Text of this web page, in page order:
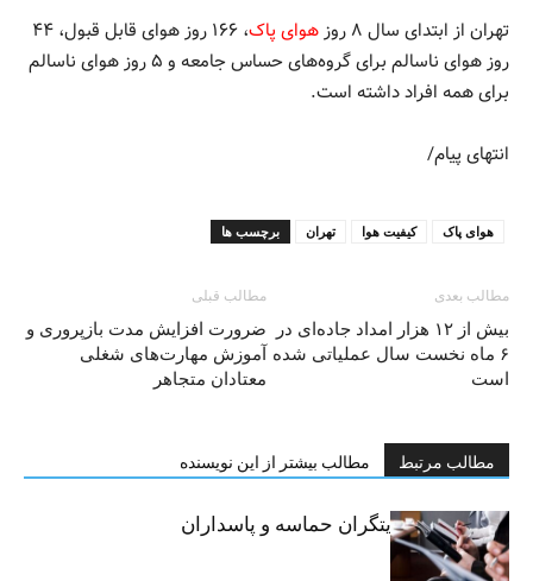
‌تهران از ابتدای سال ۸ روز هوای پاک
، ۱۶۶ روز هوای قابل قبول، ۴۴
روز هوای ناسالم برای گروه‌های حساس جامعه و ۵ روز هوای ناسالم
برای همه افراد داشته است.
انتهای پیام/
برچسب ها تهران کیفیت هوا هوای پاک
مطالب قبلی
ضرورت افزایش مدت بازپروری و
آموزش مهارت‌های شغلی
معتادان متجاهر
مطالب بعدی
بیش از ۱۲ هزار امداد جاده‌ای در
۶ ماه نخست سال عملیاتی شده
است
مطالب مرتبط مطالب بیشتر از این نویسنده
خبرنگاران، روایتگران حماسه و پاسداران
حقیقت